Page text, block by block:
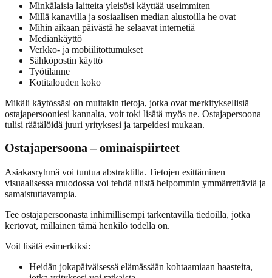
Minkälaisia laitteita yleisösi käyttää useimmiten
Millä kanavilla ja sosiaalisen median alustoilla he ovat
Mihin aikaan päivästä he selaavat internetiä
Mediankäyttö
Verkko- ja mobiilitottumukset
Sähköpostin käyttö
Työtilanne
Kotitalouden koko
Mikäli käytössäsi on muitakin tietoja, jotka ovat merkityksellisiä
ostajapersooniesi kannalta, voit toki lisätä myös ne. Ostajapersoona
tulisi räätälöidä juuri yrityksesi ja tarpeidesi mukaan.
Ostajapersoona – ominaispiirteet
Asiakasryhmä voi tuntua abstraktilta. Tietojen esittäminen
visuaalisessa muodossa voi tehdä niistä helpommin ymmärrettäviä ja
samaistuttavampia.
Tee ostajapersoonasta inhimillisempi tarkentavilla tiedoilla, jotka
kertovat, millainen tämä henkilö todella on.
Voit lisätä esimerkiksi:
Heidän jokapäiväisessä elämässään kohtaamiaan haasteita,